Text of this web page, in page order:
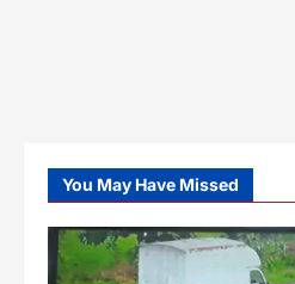
You May Have Missed